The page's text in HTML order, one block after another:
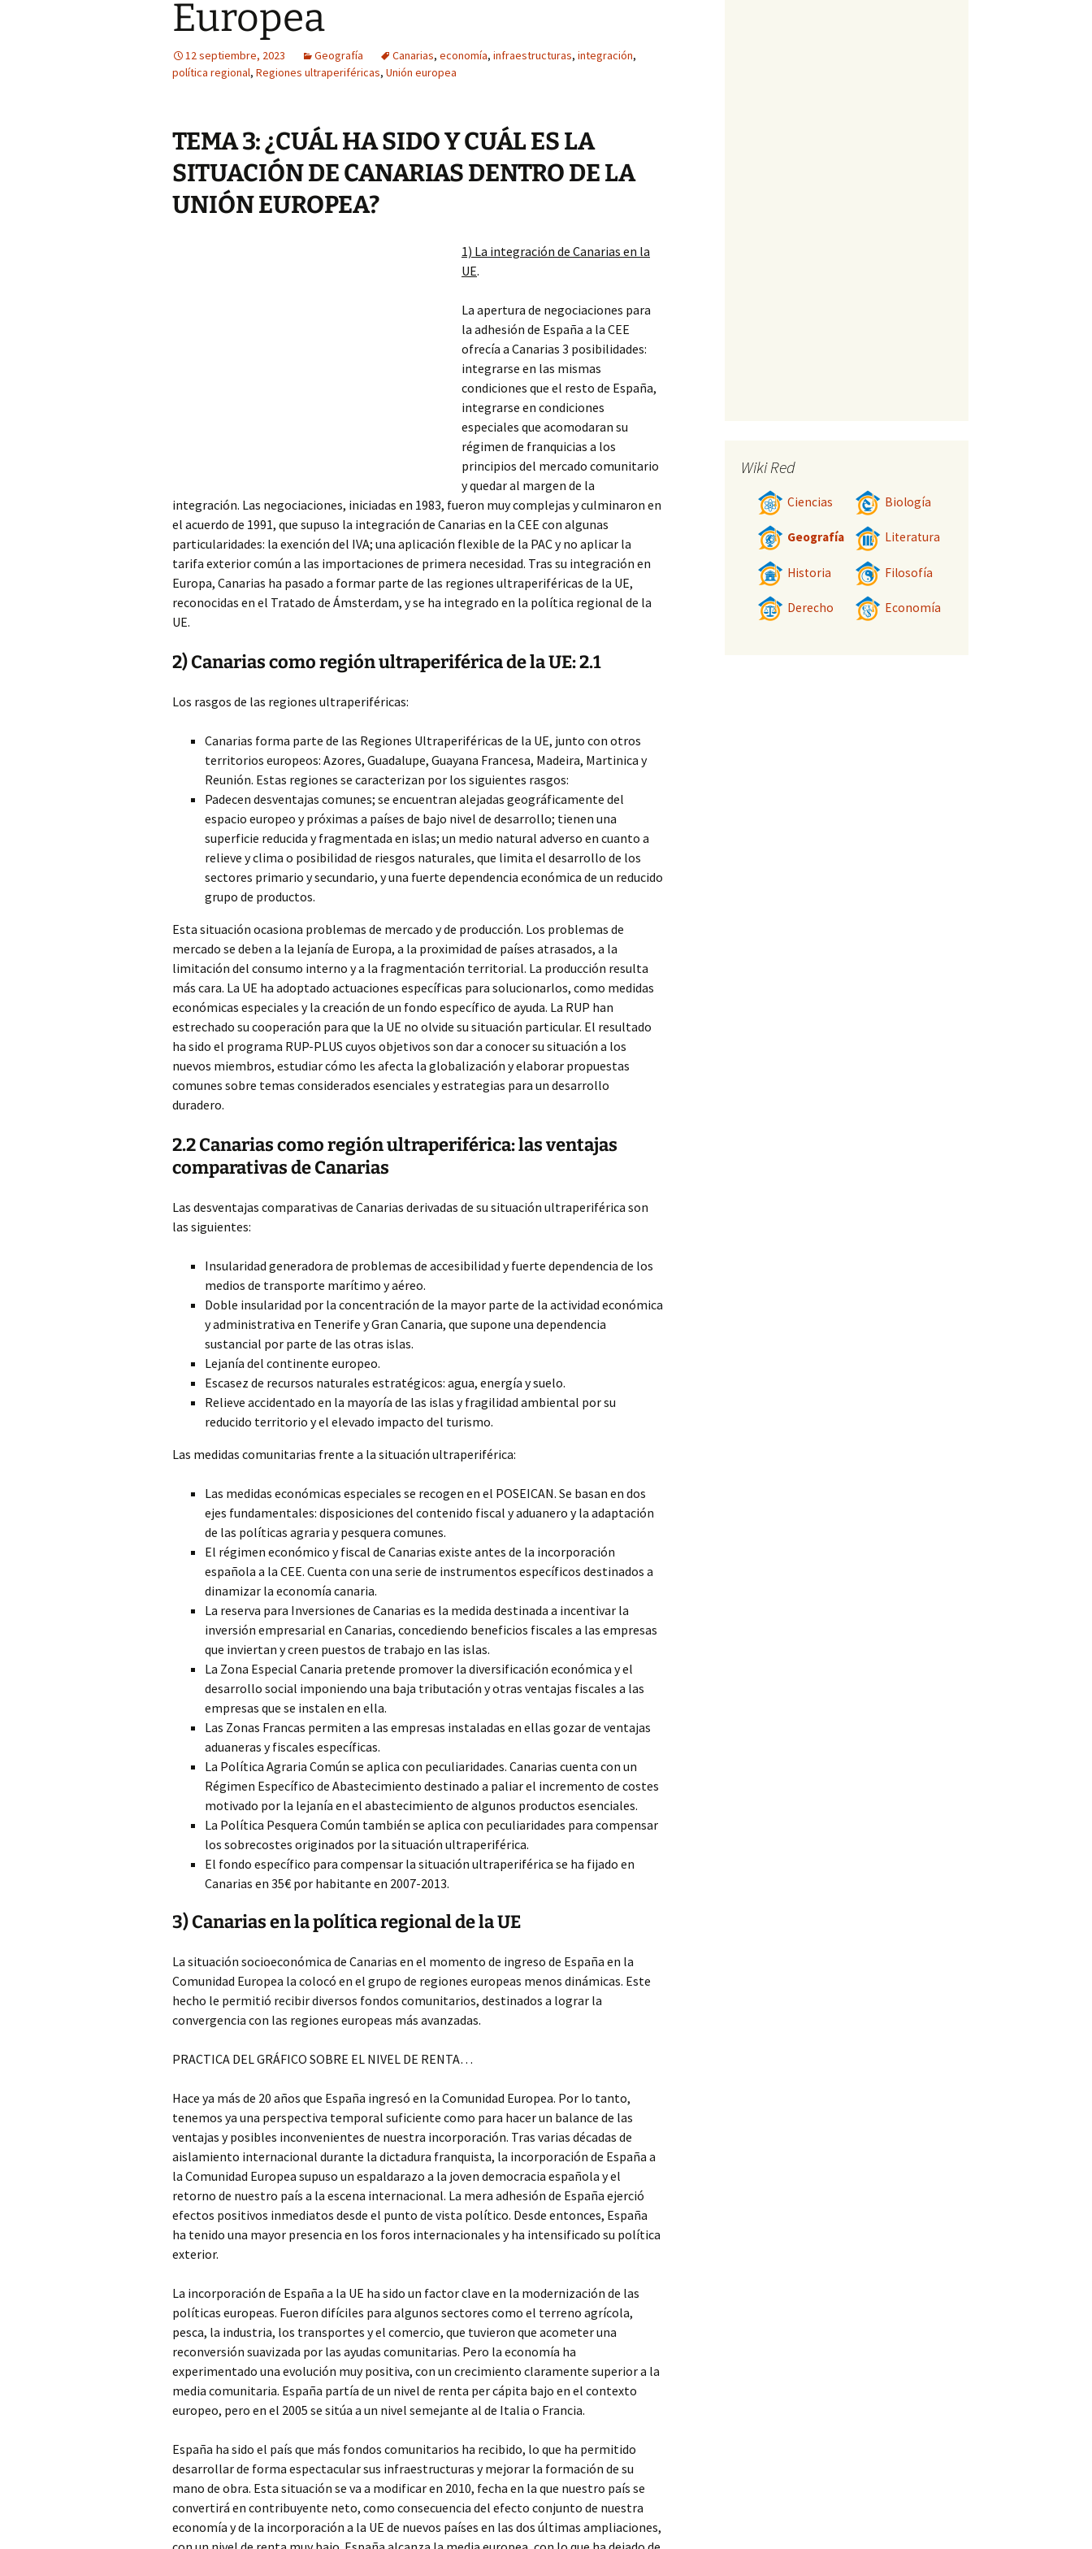
Europea
12 septiembre, 2023 Geografía Canarias, economía, infraestructuras, integración,
política regional, Regiones ultraperiféricas, Unión europea
TEMA 3: ¿CUÁL HA SIDO Y CUÁL ES LA
SITUACIÓN DE CANARIAS DENTRO DE LA
UNIÓN EUROPEA?
1) La integración de Canarias en la
UE.
La apertura de negociaciones para
la adhesión de España a la CEE
ofrecía a Canarias 3 posibilidades:
integrarse en las mismas
condiciones que el resto de España,
integrarse en condiciones
especiales que acomodaran su
régimen de franquicias a los
principios del mercado comunitario
y quedar al margen de la
integración. Las negociaciones, iniciadas en 1983, fueron muycomplejas y culminaron en
el acuerdo de 1991, que supuso la integración de Canarias en la CEE con algunas
particularidades: la exención del IVA; una aplicación flexible de la PAC y no aplicar la
tarifa exterior común a las importaciones de primera necesidad. Tras su integración en
Europa, Canarias ha pasado a formar parte de las regiones ultraperiféricas de la UE,
reconocidas en el Tratado de Ámsterdam, y se ha integrado en la política regional de la
UE.
2) Canarias como región ultraperiférica de la UE: 2.1
Los rasgos de las regiones ultraperiféricas:
Canarias forma parte de las Regiones Ultraperiféricas de la UE, junto con otros
territorios europeos: Azores, Guadalupe, Guayana Francesa, Madeira, Martinica y
Reunión. Estas regiones se caracterizan por los siguientes rasgos:
Padecen desventajas comunes; se encuentran alejadas geográficamente del
espacio europeo y próximas a países de bajo nivel de desarrollo; tienen una
superficie reducida y fragmentada en islas; un medio natural adverso en cuanto a
relieve y clima o posibilidad de riesgos naturales, que limita el desarrollo de los
sectores primario y secundario, y una fuerte dependencia económica de un reducido
grupo de productos.
Esta situación ocasiona problemas de mercado y de producción. Los problemas de
mercado se deben a la lejanía de Europa, a la proximidad de países atrasados, a la
limitación del consumo interno y a la fragmentación territorial. La producción resulta
más cara. La UE ha adoptado actuaciones específicas para solucionarlos, como medidas
económicas especiales y la creación de un fondo específico de ayuda. La RUP han
estrechado su cooperación para que la UE no olvide su situación particular. El resultado
ha sido el programa RUP-PLUS cuyos objetivos son dar a conocer su situación a los
nuevos miembros, estudiar cómo les afecta la globalización y elaborar propuestas
comunes sobre temas considerados esenciales y estrategias para un desarrollo
duradero.
2.2 Canarias como región ultraperiférica: las ventajas
comparativas de Canarias
Las desventajas comparativas de Canarias derivadas de su situación ultraperiférica son
las siguientes:
Insularidad generadora de problemas de accesibilidad y fuerte dependencia de los
medios de transporte marítimo y aéreo.
Doble insularidad por la concentración de la mayor parte de la actividad económica
y administrativa en Tenerife y Gran Canaria, que supone una dependencia
sustancial por parte de las otras islas.
Lejanía del continente europeo.
Escasez de recursos naturales estratégicos: agua, energía y suelo.
Relieve accidentado en la mayoría de las islas y fragilidad ambiental por su
reducido territorio y el elevado impacto del turismo.
Las medidas comunitarias frente a la situación ultraperiférica:
Las medidas económicas especiales se recogen en el POSEICAN. Se basan en dos
ejes fundamentales: disposiciones del contenido fiscal y aduanero y la adaptación
de las políticas agraria y pesquera comunes.
El régimen económico y fiscal de Canarias existe antes de la incorporación
española a la CEE. Cuenta con una serie de instrumentos específicos destinados a
dinamizar la economía canaria.
La reserva para Inversiones de Canarias es la medida destinada a incentivar la
inversión empresarial en Canarias, concediendo beneficios fiscales a las empresas
que inviertan y creen puestos de trabajo en las islas.
La Zona Especial Canaria pretende promover la diversificación económica y el
desarrollo social imponiendo una baja tributación y otras ventajas fiscales a las
empresas que se instalen en ella.
Las Zonas Francas permiten a las empresas instaladas en ellas gozar de ventajas
aduaneras y fiscales específicas.
La Política Agraria Común se aplica con peculiaridades. Canarias cuenta con un
Régimen Específico de Abastecimiento destinado a paliar el incremento de costes
motivado por la lejanía en el abastecimiento de algunos productos esenciales.
La Política Pesquera Común también se aplica con peculiaridades para compensar
los sobrecostes originados por la situación ultraperiférica.
El fondo específico para compensar la situación ultraperiférica se ha fijado en
Canarias en 35€ por habitante en 2007-2013.
3) Canarias en la política regional de la UE
La situación socioeconómica de Canarias en el momento de ingreso de España en la
Comunidad Europea la colocó en el grupo de regiones europeas menos dinámicas. Este
hecho le permitió recibir diversos fondos comunitarios, destinados a lograr la
convergencia con las regiones europeas más avanzadas.
PRACTICA DEL GRÁFICO SOBRE EL NIVEL DE RENTA…
Hace ya más de 20 años que España ingresó en la Comunidad Europea. Por lo tanto,
tenemos ya una perspectiva temporal suficiente como para hacer un balance de las
ventajas y posibles inconvenientes de nuestra incorporación. Tras varias décadas de
aislamiento internacional durante la dictadura franquista, la incorporación de España a
la Comunidad Europea supuso un espaldarazo a la joven democracia española y el
retorno de nuestro país a la escena internacional. La mera adhesión de España ejerció
efectos positivos inmediatos desde el punto de vista político. Desde entonces, España
ha tenido una mayor presencia en los foros internacionales y ha intensificado su política
exterior.
La incorporación de España a la UE ha sido un factor clave en la modernización de las
políticas europeas. Fueron difíciles para algunos sectores como el terreno agrícola,
pesca, la industria, los transportes y el comercio, que tuvieron que acometer una
reconversión suavizada por las ayudas comunitarias. Pero la economía ha
experimentado una evolución muy positiva, con un crecimiento claramente superior a la
media comunitaria. España partía de un nivel de renta per cápita bajo en el contexto
europeo, pero en el 2005 se sitúa a un nivel semejante al de Italia o Francia.
España ha sido el país que más fondos comunitarios ha recibido, lo que ha permitido
desarrollar de forma espectacular sus infraestructuras y mejorar la formación de su
mano de obra. Esta situación se va a modificar en 2010, fecha en la que nuestro país se
convertirá en contribuyente neto, como consecuencia del efecto conjunto de nuestra
economía y de la incorporación a la UE de nuevos países en las dos últimas ampliaciones,
Wiki Red
Ciencias Biología
Geografía Literatura
Historia Filosofía
Derecho Economía